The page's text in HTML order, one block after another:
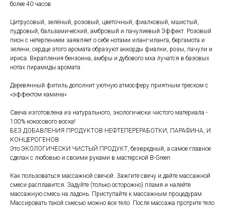
более 40 часов
Цитрусовый, зелёный, розовый, цветочный, фиалковый, мшистый,
пудровый, бальзамический, амбровый и пачулиевый Эффект. Розовый
пион с нетерпением заявляет о себе нотами иланг-иланга, бергамота и
зелени, сердце этого аромата образуют аккорды фиалки, розы, пачули и
ириса. Вкрапления бензоина, амбры и дубового мха лучатся в базовых
нотах пирамиды аромата.
Деревянный фитиль дополнит уютную атмосферу приятным треском c
«эффектом камина»
Свеча изготовлена из натурального, экологически чистого материала -
100% кокосового воска!
БЕЗ ДОБАВЛЕНИЯ ПРОДУКТОВ НЕФТЕПЕРЕРАБОТКИ, ПАРАФИНА, И
КОНЦЕРОГЕНОВ
Это ЭКОЛОГИЧЕСКИ ЧИСТЫЙ ПРОДУКТ, безвредный, а самое главное
сделан с любовью и своими руками в мастерской B-Green
Как пользоваться массажной свечой. Зажгите свечу и дайте массажной
смеси расплавится. Задуйте (только осторожно) пламя и налейте
массажную смесь на ладонь. Приступайте к массажным процедурам.
Массировать такой смесью можно все тело. После массажа протрите тело